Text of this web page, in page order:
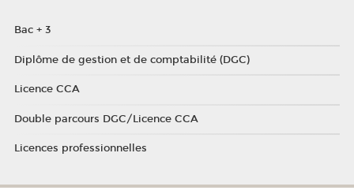
Bac + 3
Diplôme de gestion et de comptabilité (DGC)
Licence CCA
Double parcours DGC/Licence CCA
Licences professionnelles